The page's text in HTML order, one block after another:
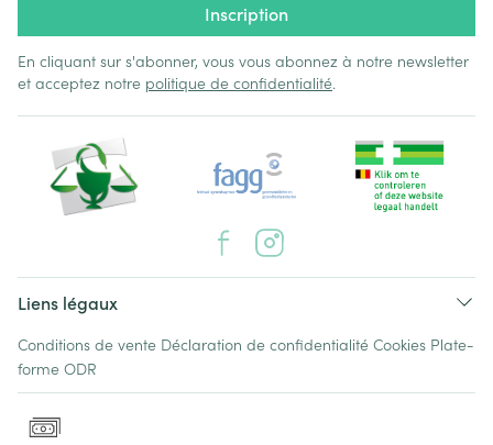
Inscription
En cliquant sur s'abonner, vous vous abonnez à notre newsletter
et acceptez notre politique de confidentialité.
Liens légaux
Conditions de vente Déclaration de confidentialité Cookies Plate-
forme ODR